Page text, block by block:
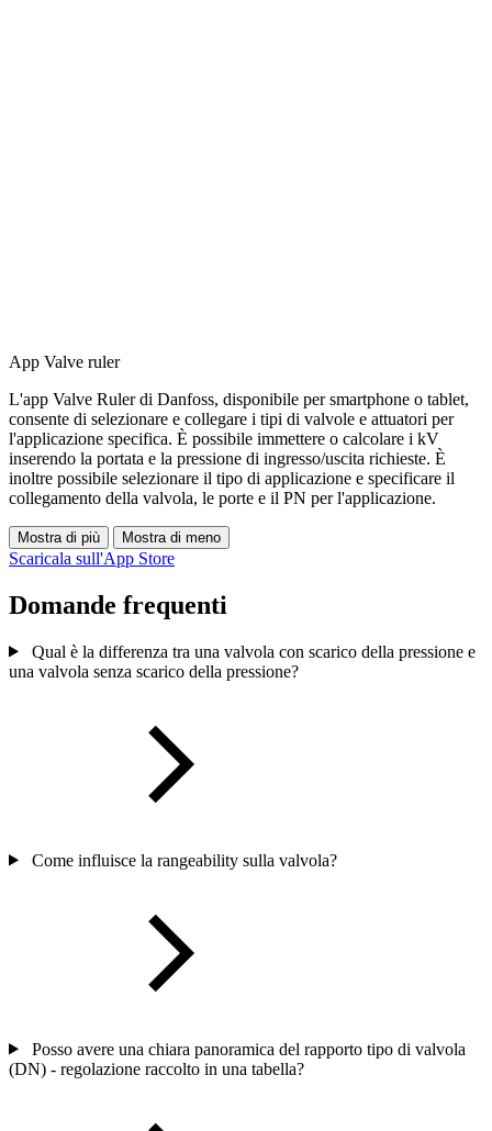
App Valve ruler
L'app Valve Ruler di Danfoss, disponibile per smartphone o tablet,
consente di selezionare e collegare i tipi di valvole e attuatori per
l'applicazione specifica. È possibile immettere o calcolare i kV
inserendo la portata e la pressione di ingresso/uscita richieste. È
inoltre possibile selezionare il tipo di applicazione e specificare il
collegamento della valvola, le porte e il PN per l'applicazione.
Mostra di più Mostra di meno
Scaricala sull'App Store
Domande frequenti
Qual è la differenza tra una valvola con scarico della pressione e
una valvola senza scarico della pressione?
Come influisce la rangeability sulla valvola?
Posso avere una chiara panoramica del rapporto tipo di valvola
(DN) - regolazione raccolto in una tabella?